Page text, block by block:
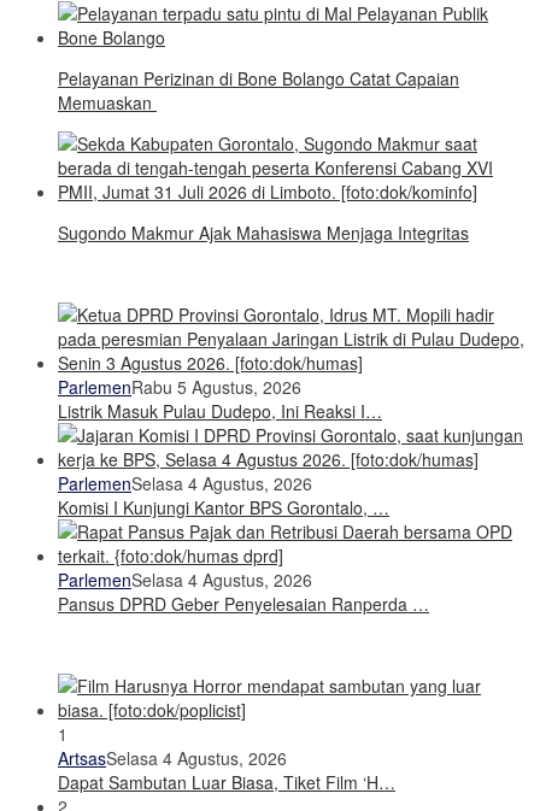
Pelayanan Perizinan di Bone Bolango Catat Capaian
Memuaskan
Sugondo Makmur Ajak Mahasiswa Menjaga Integritas
ParlemenRabu 5 Agustus, 2026
Listrik Masuk Pulau Dudepo, Ini Reaksi I…
ParlemenSelasa 4 Agustus, 2026
Komisi I Kunjungi Kantor BPS Gorontalo, …
ParlemenSelasa 4 Agustus, 2026
Pansus DPRD Geber Penyelesaian Ranperda …
1
ArtsasSelasa 4 Agustus, 2026
Dapat Sambutan Luar Biasa, Tiket Film ‘H…
2